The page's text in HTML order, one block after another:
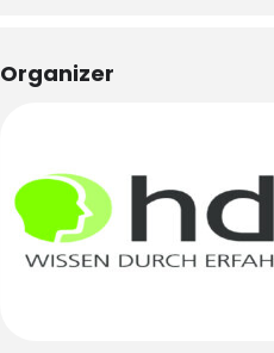
Organizer